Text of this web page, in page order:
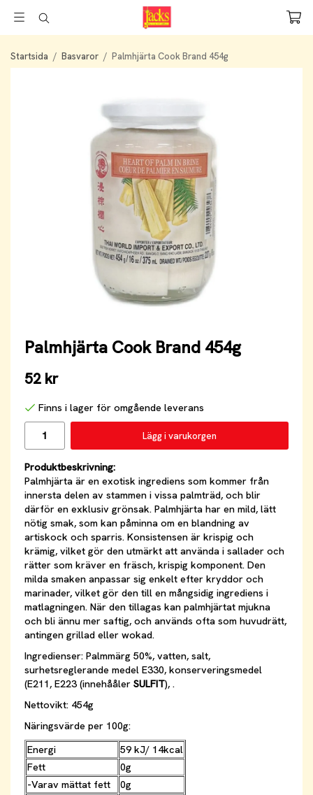
Startsida / Basvaror / Palmhjärta Cook Brand 454g
Palmhjärta Cook Brand 454g
52 kr
Finns i lager för omgående leverans
Lägg i varukorgen
Produktbeskrivning:
Palmhjärta är en exotisk ingrediens som kommer från
innersta delen av stammen i vissa palmträd, och blir
därför en exklusiv grönsak. Palmhjärta har en mild, lätt
nötig smak, som kan påminna om en blandning av
artiskock och sparris. Konsistensen är krispig och
krämig, vilket gör den utmärkt att använda i sallader och
rätter som kräver en fräsch, krispig komponent. Den
milda smaken anpassar sig enkelt efter kryddor och
marinader, vilket gör den till en mångsidig ingrediens i
matlagningen. När den tillagas kan palmhjärtat mjukna
och bli ännu mer saftig, och används ofta som huvudrätt,
antingen grillad eller wokad.
Ingredienser: Palmmärg 50%, vatten, salt,
surhetsreglerande medel E330, konserveringsmedel
(E211, E223 (innehååler SULFIT), .
Nettovikt: 454g
Näringsvärde per 100g:
Energi
59 kJ/ 14kcal
Fett
0g
-Varav mättat fett
0g